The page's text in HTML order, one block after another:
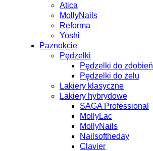
Atica
MollyNails
Reforma
Yoshi
Paznokcie
Pędzelki
Pędzelki do zdobień
Pędzelki do żelu
Lakiery klasyczne
Lakiery hybrydowe
SAGA Professional
MollyLac
MollyNails
Nailsoftheday
Clavier